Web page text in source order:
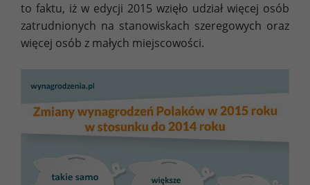
to faktu, iż w edycji 2015 wzięło udział więcej osób
zatrudnionych na stanowiskach szeregowych oraz
więcej osób z małych miejscowości.